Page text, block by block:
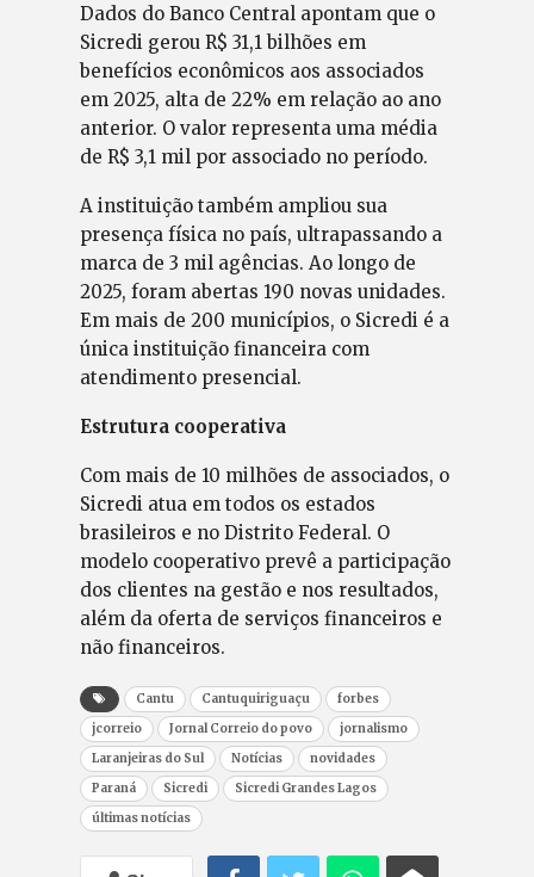
Dados do Banco Central apontam que o
Sicredi gerou R$ 31,1 bilhões em
benefícios econômicos aos associados
em 2025, alta de 22% em relação ao ano
anterior. O valor representa uma média
de R$ 3,1 mil por associado no período.
A instituição também ampliou sua
presença física no país, ultrapassando a
marca de 3 mil agências. Ao longo de
2025, foram abertas 190 novas unidades.
Em mais de 200 municípios, o Sicredi é a
única instituição financeira com
atendimento presencial.
Estrutura cooperativa
Com mais de 10 milhões de associados, o
Sicredi atua em todos os estados
brasileiros e no Distrito Federal. O
modelo cooperativo prevê a participação
dos clientes na gestão e nos resultados,
além da oferta de serviços financeiros e
não financeiros.
Cantu Cantuquiriguaçu
forbes
jcorreio
Jornal Correio do povo
jornalismo
Laranjeiras do Sul
Notícias
novidades
Paraná
Sicredi
Sicredi Grandes Lagos
últimas notícias